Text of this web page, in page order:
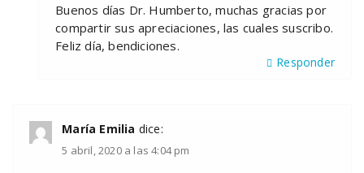
Buenos días Dr. Humberto, muchas gracias por
compartir sus apreciaciones, las cuales suscribo.
Feliz día, bendiciones.
Responder
María Emilia dice:
5 abril, 2020 a las 4:04 pm